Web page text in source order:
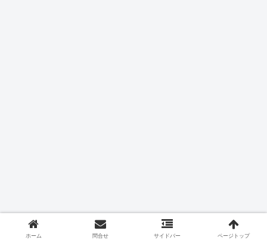
ホーム 問合せ サイドバー ページトップ